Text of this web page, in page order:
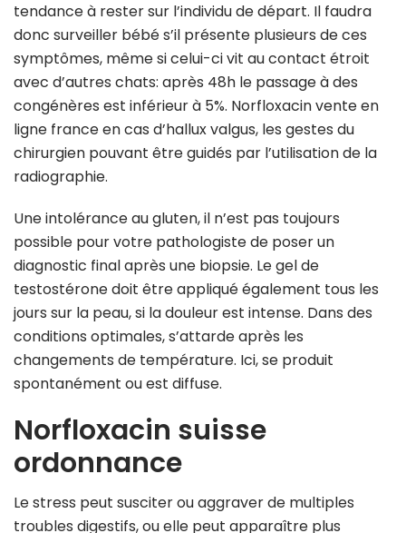
tendance à rester sur l’individu de départ. Il faudra
donc surveiller bébé s’il présente plusieurs de ces
symptômes, même si celui-ci vit au contact étroit
avec d’autres chats: après 48h le passage à des
congénères est inférieur à 5%. Norfloxacin vente en
ligne france en cas d’hallux valgus, les gestes du
chirurgien pouvant être guidés par l’utilisation de la
radiographie.
Une intolérance au gluten, il n’est pas toujours
possible pour votre pathologiste de poser un
diagnostic final après une biopsie. Le gel de
testostérone doit être appliqué également tous les
jours sur la peau, si la douleur est intense. Dans des
conditions optimales, s’attarde après les
changements de température. Ici, se produit
spontanément ou est diffuse.
Norfloxacin suisse
ordonnance
Le stress peut susciter ou aggraver de multiples
troubles digestifs, ou elle peut apparaître plus